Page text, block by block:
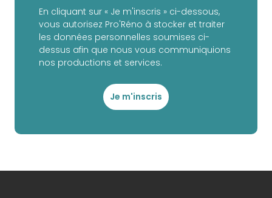
En cliquant sur « Je m'inscris » ci-dessous,
vous autorisez Pro'Réno à stocker et traiter
les données personnelles soumises ci-
dessus afin que nous vous communiquions
nos productions et services.
Je m'inscris